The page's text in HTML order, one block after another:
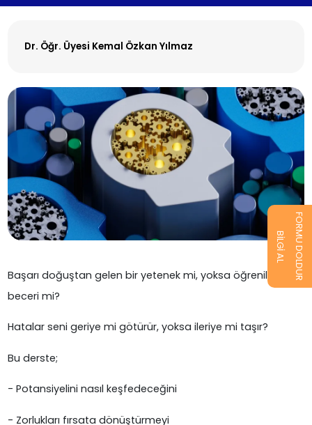
Dr. Öğr. Üyesi Kemal Özkan Yılmaz
Başarı doğuştan gelen bir yetenek mi, yoksa öğrenilen bir
beceri mi?
Hatalar seni geriye mi götürür, yoksa ileriye mi taşır?
Bu derste;
- Potansiyelini nasıl keşfedeceğini
- Zorlukları fırsata dönüştürmeyi
BİLGİ AL FORMU DOLDUR